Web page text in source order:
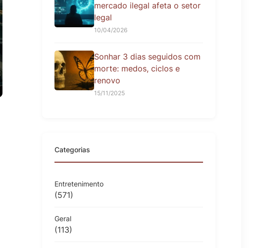
mercado ilegal afeta o setor
legal
10/04/2026
Sonhar 3 dias seguidos com
morte: medos, ciclos e
renovo
15/11/2025
Categorias
Entretenimento
(571)
Geral
(113)